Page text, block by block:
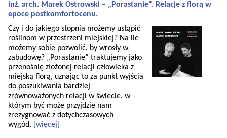
inż. arch. Marek Ostrowski – „Porastanie”. Relacje z florą w
epoce postkomfortocenu.
Czy i do jakiego stopnia możemy ustąpić
roślinom w przestrzeni miejskiej? Na ile
możemy sobie pozwolić, by wrosły w
zabudowę? „Porastanie” traktujemy jako
przenośnię złożonej relacji człowieka z
miejską florą, uznając to za punkt wyjścia
do poszukiwania bardziej
zrównoważonych relacji w świecie, w
którym być może przyjdzie nam
zrezygnować z dotychczasowych
wygód.
[więcej]